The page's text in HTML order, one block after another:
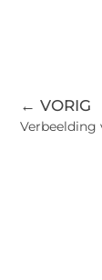
← VORIG
Verbeelding